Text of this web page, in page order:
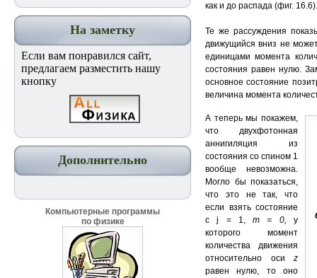
На заметку
Если вам понравился сайт,
предлагаем разместить нашу
кнопку
Дополнительно
Компьютерные программы
по физике
как и до распада (фиг. 16.6).
Те же рассуждения
движущийся вниз не
единицами момента
состояния равен нулю.
основное состояние
величина момента
А теперь мы покажем,
что двухфотонная
аннигиляция из
состояния со спином 1
вообще невозможна.
Могло бы показаться,
что это не так, что
если взять состояние
с j = 1,т = 0,у
которого момент
количества движения
относительно оси z
равен нулю, то оно